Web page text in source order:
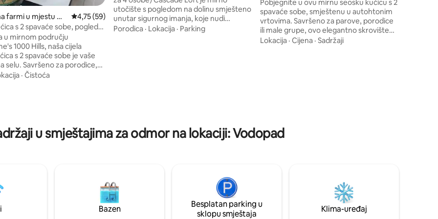
5, recenzija: 117
farmi u mjestu Wa
Prosječna ocjena: 4,75 od 5, recenzija: 59
4,75 (59)
s 2 spavaće sobe, pogled
FI, KLIMA-UREĐAJ
u mirnom području
1000 Hills, naša cijela
s 2 spavaće sobe je vaše
selu. Savršeno za porodice,
istraživače i sve one koji
Braai objekti + lomača.
životinja: Spot bucks,
· Čistoća
utočište s pogledom na dolinu smješteno
unutar sigurnog imanja, koje nudi
privatnost i prirodne ljepote. U potkrovlju
Porodica · Lokacija · Parking
Pobjegnite u ovu mirnu seosku kućicu s 2
spavaće sobe, smještenu u autohtonim
vrtovima. Savršeno za parove, porodice
ili male grupe, ovo elegantno skrovište
udobno za 4 osobe i nudi jedinstven spoj
Lokacija · Cijena · Sadržaji
u smještajima za odmor na lokaciji: Vodopad
Bazen
Besplatan parking u
sklopu smještaja
Klima-uređaj